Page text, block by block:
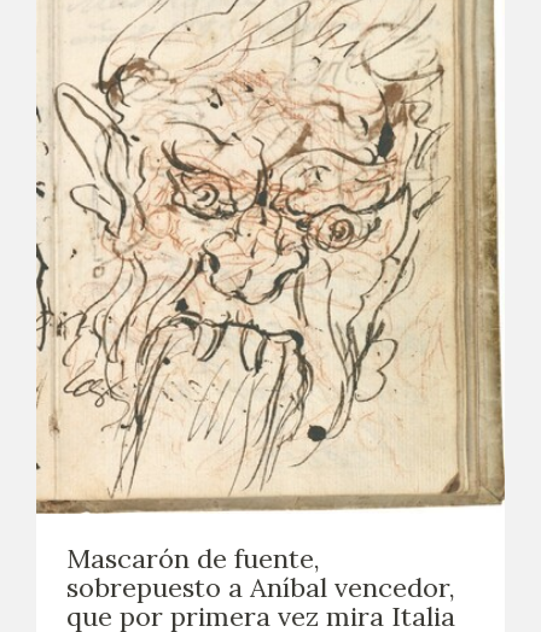
Mascarón de fuente,
sobrepuesto a Aníbal vencedor,
que por primera vez mira Italia